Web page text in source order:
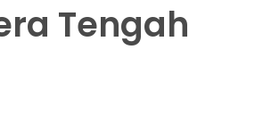
Tengah